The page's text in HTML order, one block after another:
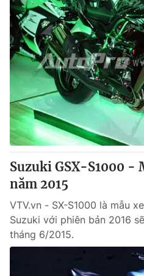
Suzuki GSX-S1000 -
năm 2015
VTV.vn - SX-S1000 là mẫu
Suzuki với phiên bản 2016
tháng 6/2015.